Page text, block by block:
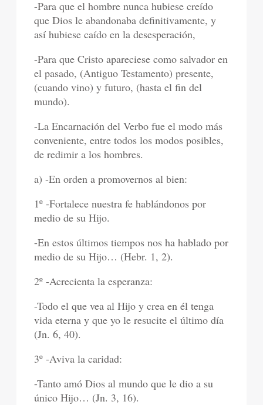
-Para que el hombre nunca hubiese creído
que Dios le abandonaba definitivamente, y
así hubiese caído en la desesperación,
-Para que Cristo apareciese como salvador en
el pasado, (Antiguo Testamento) presente,
(cuando vino) y futuro, (hasta el fin del
mundo).
-La Encarnación del Verbo fue el modo más
conveniente, entre todos los modos posibles,
de redimir a los hombres.
a) -En orden a promovernos al bien:
1º -Fortalece nuestra fe hablándonos por
medio de su Hijo.
-En estos últimos tiempos nos ha hablado por
medio de su Hijo… (Hebr. 1, 2).
2º -Acrecienta la esperanza:
-Todo el que vea al Hijo y crea en él tenga
vida eterna y que yo le resucite el último día
(Jn. 6, 40).
3º -Aviva la caridad:
-Tanto amó Dios al mundo que le dio a su
único Hijo… (Jn. 3, 16).